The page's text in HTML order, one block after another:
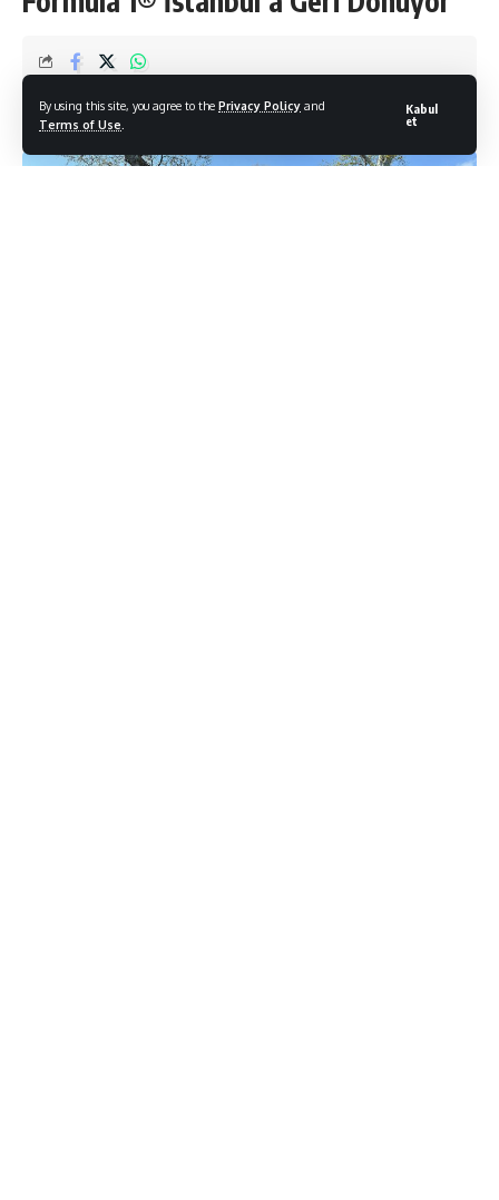
By using this site, you agree to the Privacy Policy and
Terms of Use
Kabul
et
Son Güncelleme: 24/04/2026
Bodrum Citylife